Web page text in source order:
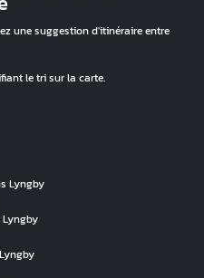
une suggestion d'itinéraire entre
le tri sur la carte.
Lyngby
Lyngby